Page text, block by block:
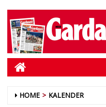
HOME KALENDER